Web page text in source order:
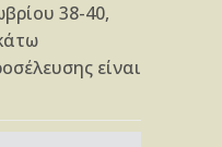
38-40,
είναι